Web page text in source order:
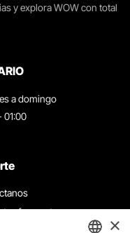
y explora WOW con total
a domingo
01:00
frecuentes
y condiciones
×